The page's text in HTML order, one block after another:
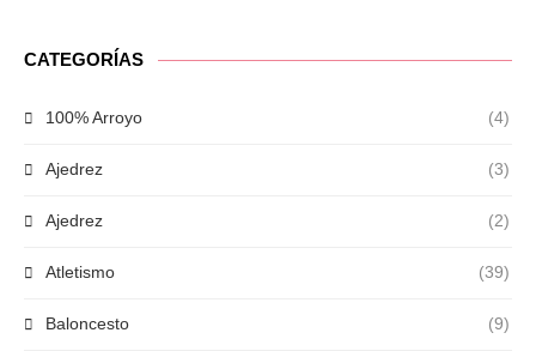
CATEGORÍAS
100% Arroyo (4)
Ajedrez (3)
Ajedrez (2)
Atletismo (39)
Baloncesto (9)